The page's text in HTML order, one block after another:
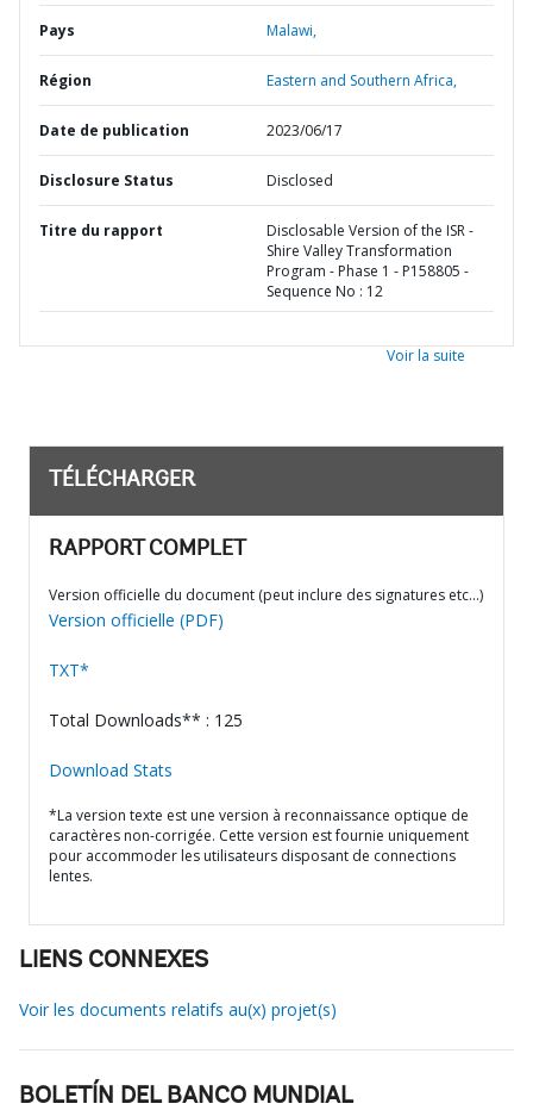
Pays Malawi,
Région Eastern and Southern Africa,
Date de publication 2023/06/17
Disclosure Status Disclosed
Titre du rapport
Disclosable Version of the ISR -
Shire Valley Transformation
Program - Phase 1 - P158805 -
Sequence No : 12
Voir la suite
TÉLÉCHARGER
RAPPORT COMPLET
Version officielle du document (peut inclure des signatures etc…)
Version officielle (PDF)
TXT*
Total Downloads** : 125
Download Stats
*La version texte est une version à reconnaissance optique de
caractères non-corrigée. Cette version est fournie uniquement
pour accommoder les utilisateurs disposant de connections
lentes.
LIENS CONNEXES
Voir les documents relatifs au(x) projet(s)
BOLETÍN DEL BANCO MUNDIAL